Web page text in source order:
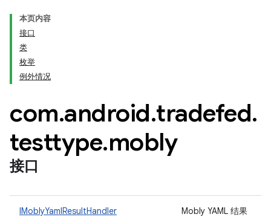
本页内容
接口
类
枚举
例外情况
com.android.tradefed.
testtype.mobly
接口
IMoblyYamlResultHandler
Mobly YAML 结果